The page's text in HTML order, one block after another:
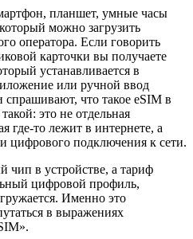
планшет, умные часы
можно загрузить
оператора. Если говорить
карточки вы получаете
устанавливается в
или ручной ввод
что такое eSIM в
это не отдельная
где-то лежит в интернете, а
цифрового подключения к сети.
чип в устройстве, а тариф
цифровой профиль,
Именно это
в выражениях